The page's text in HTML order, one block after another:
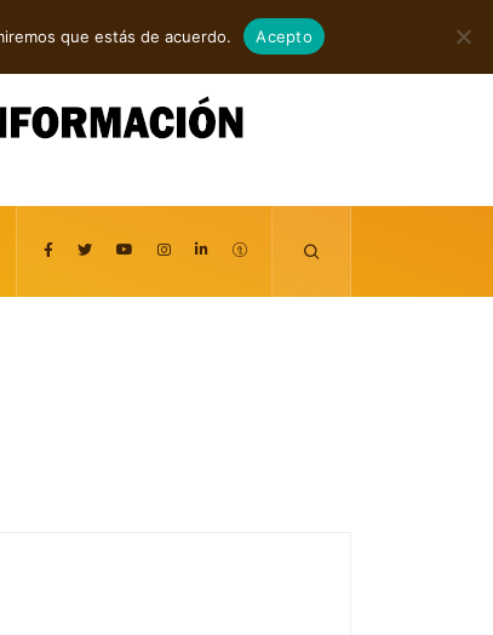
agosto 7, 2026
que estás de acuerdo. Acepto